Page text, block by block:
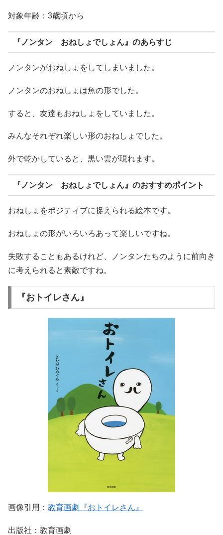
対象年齢：3歳頃から
『ノンタン おねしょでしょん』のあらすじ
ノンタンがおねしょをしてしまいました。
ノンタンのおねしょは魚の形でした。
すると、友達もおねしょをしていました。
みんなそれぞれ楽しい形のおねしょでした。
外で乾かしていると、黒い雲が現れます。
『ノンタン おねしょでしょん』のおすすめポイント
おねしょをポジティブに捉えられる絵本です。
おねしょの形がいろいろあって楽しいですね。
失敗することもあるけれど、ノンタンたちのように前向き
に考えられると素敵ですね。
『おトイレさん』
画像引用： 教育画劇『おトイレさん』
出版社：教育画劇